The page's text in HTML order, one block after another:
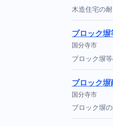
木造住宅の
ブロック
国分寺市
ブロック塀
ブロック
国分寺市
ブロック塀